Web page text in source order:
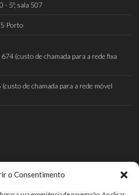
o Consentimento
- 5º, sala 507
Porto
(custo de chamada para a rede fixa
de chamada para a rede móvel
e Comercial do Café) é a
de café.